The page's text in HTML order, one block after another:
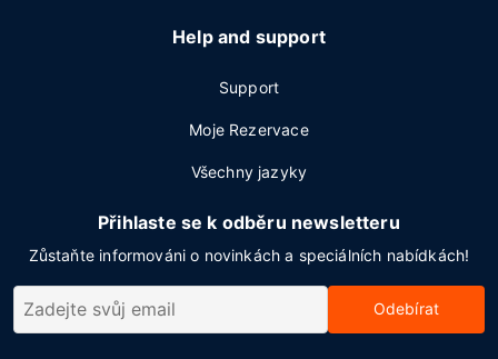
Help and support
Support
Moje Rezervace
Všechny jazyky
Přihlaste se k odběru newsletteru
Zůstaňte informováni o novinkách a speciálních nabídkách!
Odebírat